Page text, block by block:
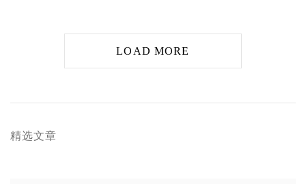
LOAD MORE
精选文章